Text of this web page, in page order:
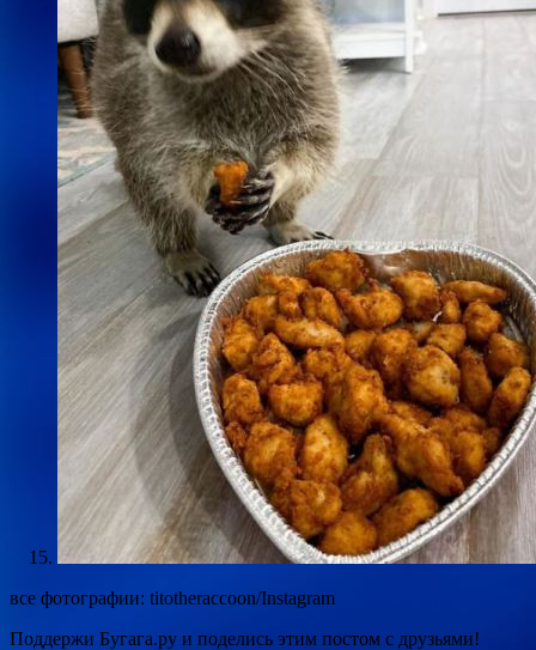
все фотографии: titotheraccoon/Instagram
Поддержи Бугага.ру и поделись этим постом с друзьями!